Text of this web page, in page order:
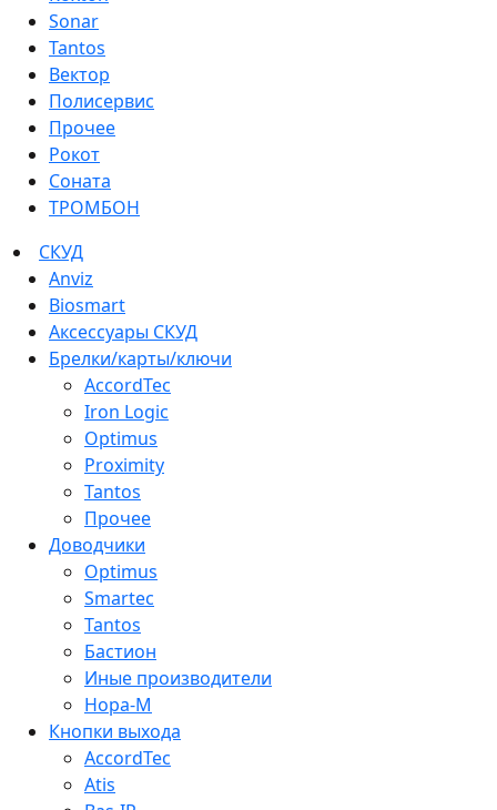
Sonar
Tantos
Вектор
Полисервис
Прочее
Рокот
Соната
ТРОМБОН
СКУД
Anviz
Biosmart
Аксессуары СКУД
Брелки/карты/ключи
AccordTec
Iron Logic
Optimus
Proximity
Tantos
Прочее
Доводчики
Optimus
Smartec
Tantos
Бастион
Иные производители
Нора-М
Кнопки выхода
AccordTec
Atis